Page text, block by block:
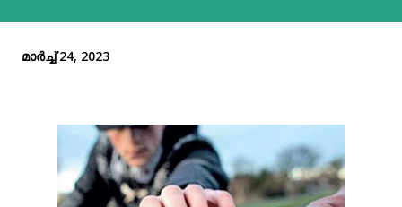
മാർച്ച് 24, 2023